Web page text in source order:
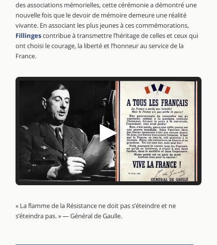
des associations mémorielles, cette cérémonie a démontré une
nouvelle fois que le devoir de mémoire demeure une réalité
vivante. En associant les plus jeunes à ces commémorations,
Fillingescontribue à transmettre l’héritage de celles et ceux qui
ont choisi le courage, la liberté et l’honneur au service de la
France.
▶
« La flamme de la Résistance ne doit pas s’éteindre et ne
s’éteindra pas. » — Général de Gaulle.